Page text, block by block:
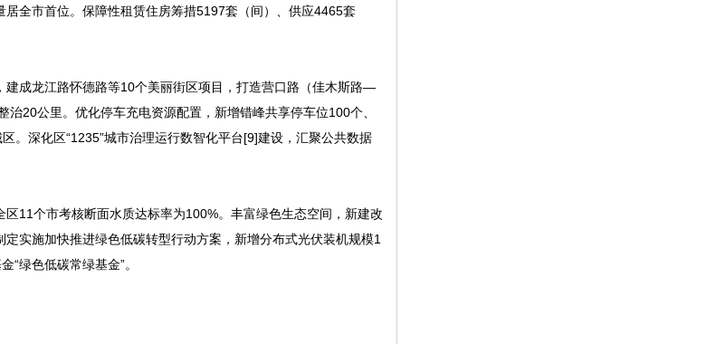
全市首位。保障性租赁住房筹措5197套（间）、供应4465套
建成龙江路怀德路等10个美丽街区项目，打造营口路（佳木斯路—
20公里。优化停车充电资源配置，新增错峰共享停车位100个、
。深化区“1235”城市治理运行数智化平台[9]建设，汇聚公共数据
11个市考核断面水质达标率为100%。丰富绿色生态空间，新建改
实施加快推进绿色低碳转型行动方案，新增分布式光伏装机规模1
绿色低碳常绿基金”。